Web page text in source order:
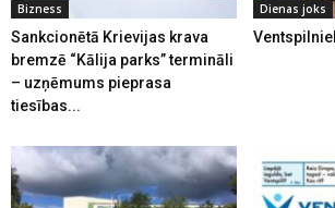
Bizness
Sankcionētā Krievijas krava
bremzē “Kālija parks” termināli
– uzņēmums pieprasa
tiesības...
Dienas joks